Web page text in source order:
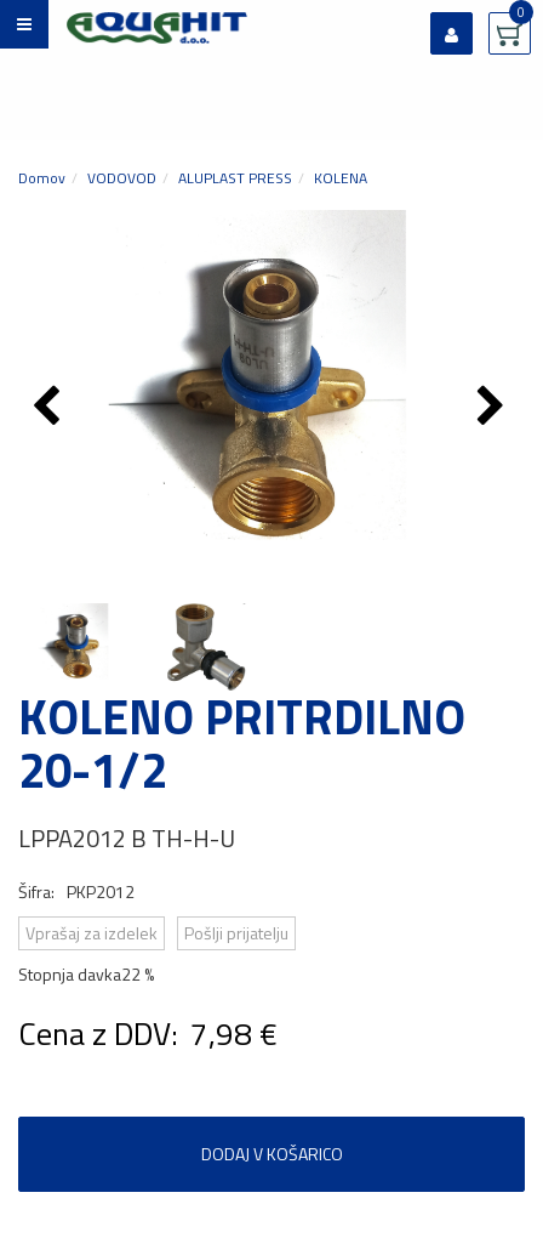
0
Domov VODOVOD ALUPLAST PRESS KOLENA
KOLENO PRITRDILNO
20-1/2
LPPA2012 B TH-H-U
Šifra: PKP2012
Vprašaj za izdelek
Pošlji prijatelju
Stopnja davka22 %
Cena z DDV: 7,98 €
DODAJ V KOŠARICO